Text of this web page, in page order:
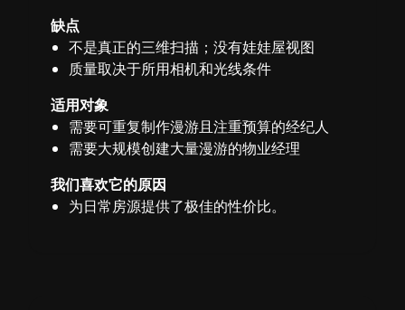
缺点
不是真正的三维扫描；没有娃娃屋视图
质量取决于所用相机和光线条件
适用对象
需要可重复制作漫游且注重预算的经纪人
需要大规模创建大量漫游的物业经理
我们喜欢它的原因
为日常房源提供了极佳的性价比。